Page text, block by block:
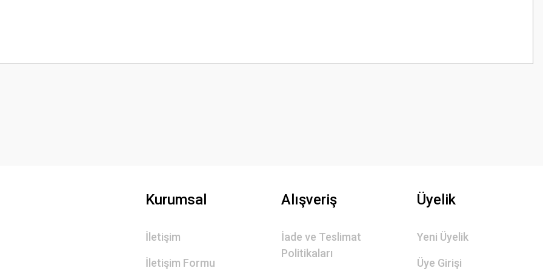
Gönder
Kurumsal
İletişim
İletişim Formu
Alışveriş
İade ve Teslimat
Politikaları
Üyelik
Yeni Üyelik
Üye Girişi